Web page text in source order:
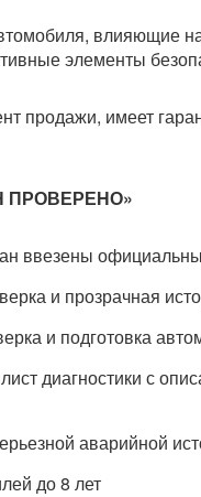
влияющие
элементы
продажи, имеет
ПРОВЕРЕНО»
ввезены
и прозрачная
и подготовка
диагностики с
аварийной
до 8 лет